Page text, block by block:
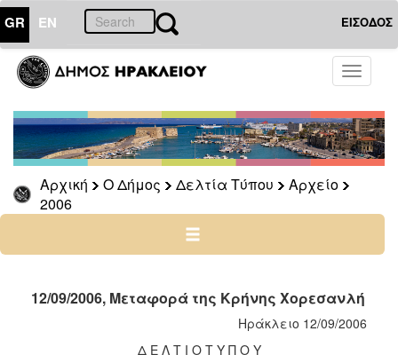
GR EN ΕΙΣΟΔΟΣ
Toggle
Αρχική Ο Δήμος Δελτία Τύπου
Αρχείο
2006
ΔΗΜΟΣ
Δελτία
Τύπου
Αρχείο
2026
2025
2022
12/09/2006, Μεταφορά της Κρήνης Χορεσανλή
Ηράκλειο 12/09/2006
Δ Ε Λ Τ Ι Ο Τ Υ Π Ο Υ